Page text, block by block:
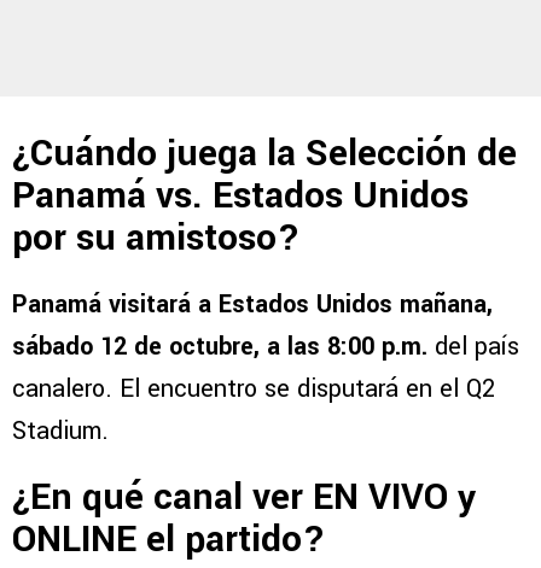
¿Cuándo juega la Selección de
Panamá vs. Estados Unidos
por su amistoso?
Panamá visitará a Estados Unidos mañana,
sábado 12 de octubre, a las 8:00 p.m. del país
canalero. El encuentro se disputará en el Q2
Stadium.
¿En qué canal ver EN VIVO y
ONLINE el partido?